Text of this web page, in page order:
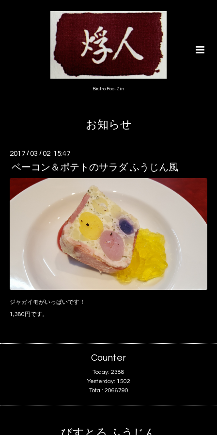
Bistro Foo-Zin
お知らせ
2017 /03 /02 15:47
ベーコン＆ポテトのサラダ ふうじん風
ジャガイモがいっぱいです！
1,380円です。
Counter
Today: 2388
Yesterday: 1502
Total: 2066790